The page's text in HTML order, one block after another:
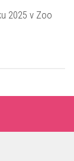
2025 v Zoo